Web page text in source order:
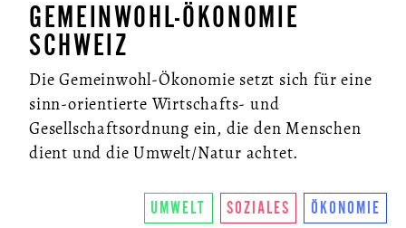
ÜBER UNS
SO FUNKTIONIERTS
U.LAB HUB
VEREIN
GEMEINWOHL-ÖKONOMIE
SCHWEIZ
Die Gemeinwohl-Ökonomie setzt sich für eine
sinn-orientierte Wirtschafts- und
Gesellschaftsordnung ein, die den Menschen
dient und die Umwelt/Natur achtet.
UMWELT SOZIALES ÖKONOMIE